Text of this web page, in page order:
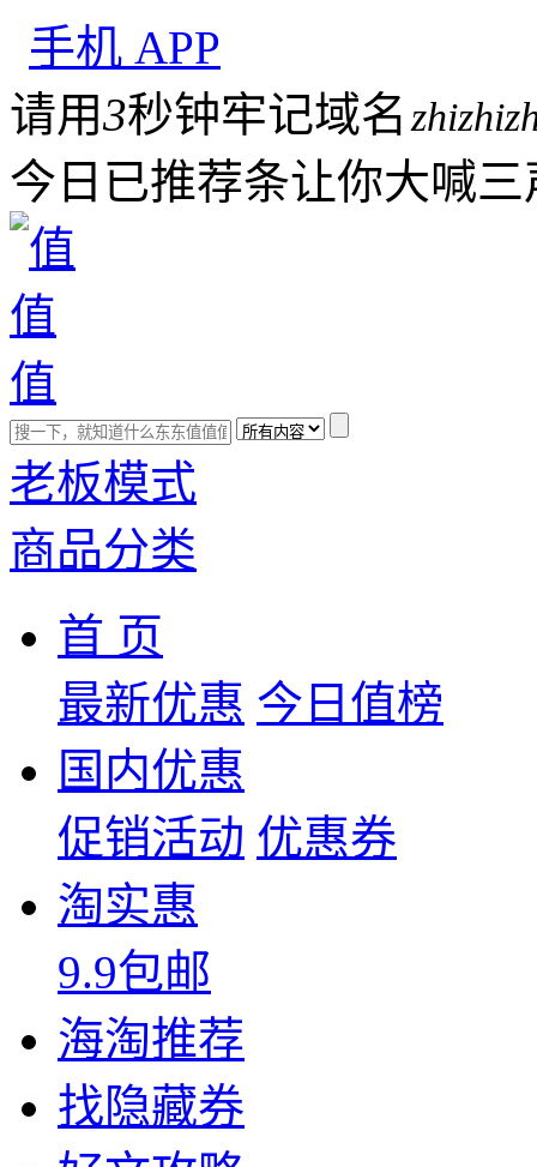
手机 APP
请用3秒钟牢记域名
今日已推荐条让你大喊
老板模式
商品分类
首 页
最新优惠 今日值榜
国内优惠
促销活动 优惠券
淘实惠
9.9包邮
海淘推荐
找隐藏券